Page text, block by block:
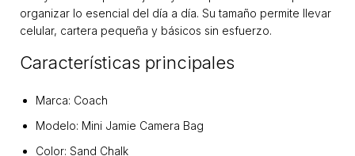
organizar lo esencial del día a día. Su tamaño permite llevar
celular, cartera pequeña y básicos sin esfuerzo.
Características principales
Marca: Coach
Modelo: Mini Jamie Camera Bag
Color: Sand Chalk